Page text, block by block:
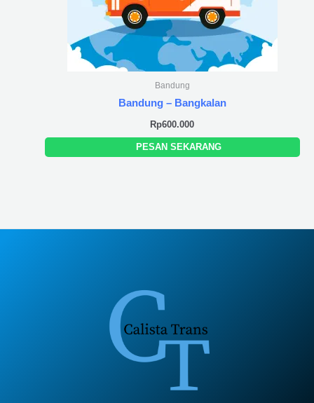
Bandung
Bandung – Bangkalan
Rp600.000
PESAN SEKARANG